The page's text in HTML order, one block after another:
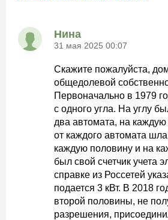
Нина
31 мая 2025 00:07
Скажите пожалуйста,
общедолевой
Первоначально в 1979
с одного угла. На углу
два автомата, на каждую
от каждого автомата
каждую половину и на
был свой счетчик учета
справке из Россетей
подается 3 кВт. В 2018
второй половины, не
разрешения,